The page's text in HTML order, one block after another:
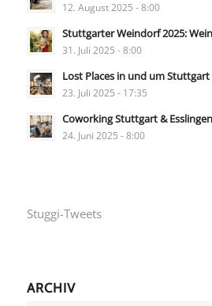
12. August 2025 - 8:00
Stuttgarter Weindorf 2025:
31. Juli 2025 - 8:00
Lost Places in und um Stuttgart
23. Juli 2025 - 17:35
Coworking Stuttgart &
24. Juni 2025 - 8:00
Stuggi-Tweets
ARCHIV